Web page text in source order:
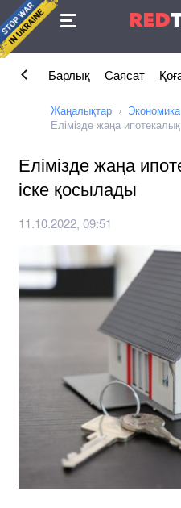
RED
Келісімі
Барлық Саясат
Жаңалықтар
Экономика
Елімізде жаңа
Елімізде жаңа
іске қосылады
11.10.2022, 09:51